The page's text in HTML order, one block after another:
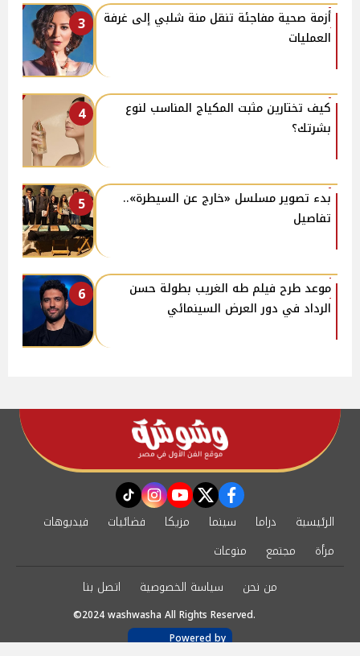
3
أزمة صحية مفاجئة تنقل منة شلبي إلى غرفة
العمليات
4
كيف تختارين مثبت المكياج المناسب لنوع
بشرتك؟
5
بدء تصوير مسلسل «خارج عن السيطرة»..
تفاصيل
6
موعد طرح فيلم طه الغريب بطولة حسن
الرداد في دور العرض السينمائي
facebook
twitter
youtube
instagram
tiktok
الرئيسية دراما سينما مزيكا فضائيات
فيديوهات
مرأة
مجتمع
منوعات
من نحن
سياسة الخصوصية اتصل بنا
©2024 washwasha All Rights Reserved.
Powered by